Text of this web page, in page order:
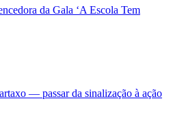
da Gala ‘A Escola Tem
— passar da sinalização à ação